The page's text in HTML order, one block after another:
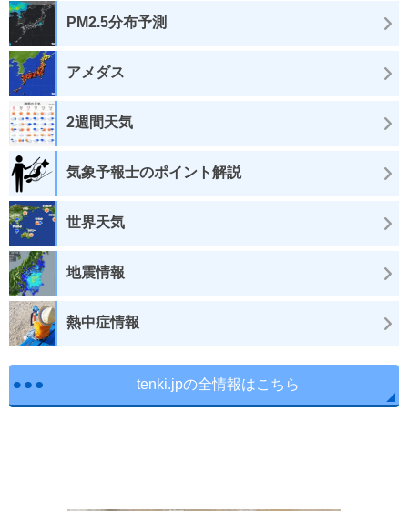
PM2.5分布予測
アメダス
2週間天気
気象予報士のポイント解説
世界天気
地震情報
熱中症情報
tenki.jpの全情報はこちら